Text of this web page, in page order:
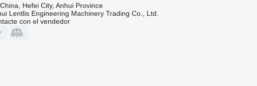
China, Hefei City, Anhui Province
Lentlis Engineering Machinery Trading Co., Ltd.
con el vendedor